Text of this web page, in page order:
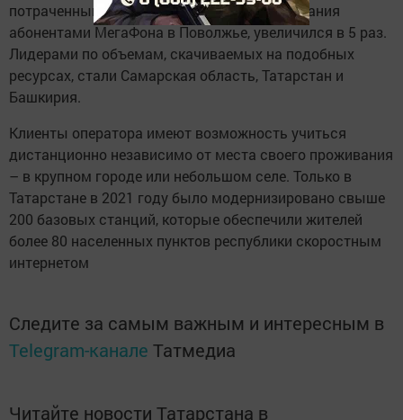
потраченный на сайтах цифрового образования
абонентами МегаФона в Поволжье, увеличился в 5 раз.
Лидерами по объемам, скачиваемых на подобных
ресурсах, стали Самарская область, Татарстан и
Башкирия.
Клиенты оператора имеют возможность учиться
дистанционно независимо от места своего проживания
– в крупном городе или небольшом селе. Только в
Татарстане в 2021 году было модернизировано свыше
200 базовых станций, которые обеспечили жителей
более 80 населенных пунктов республики скоростным
интернетом
Следите за самым важным и интересным в
Telegram-канале Татмедиа
Читайте новости Татарстана в